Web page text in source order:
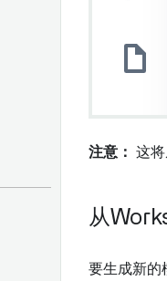
注意： 这将
从
要生成新的